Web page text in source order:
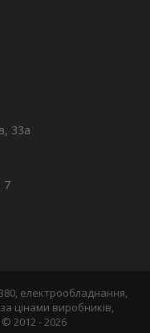
33а
7
електрообладнання,
цінами виробників,
© 2012 - 2026